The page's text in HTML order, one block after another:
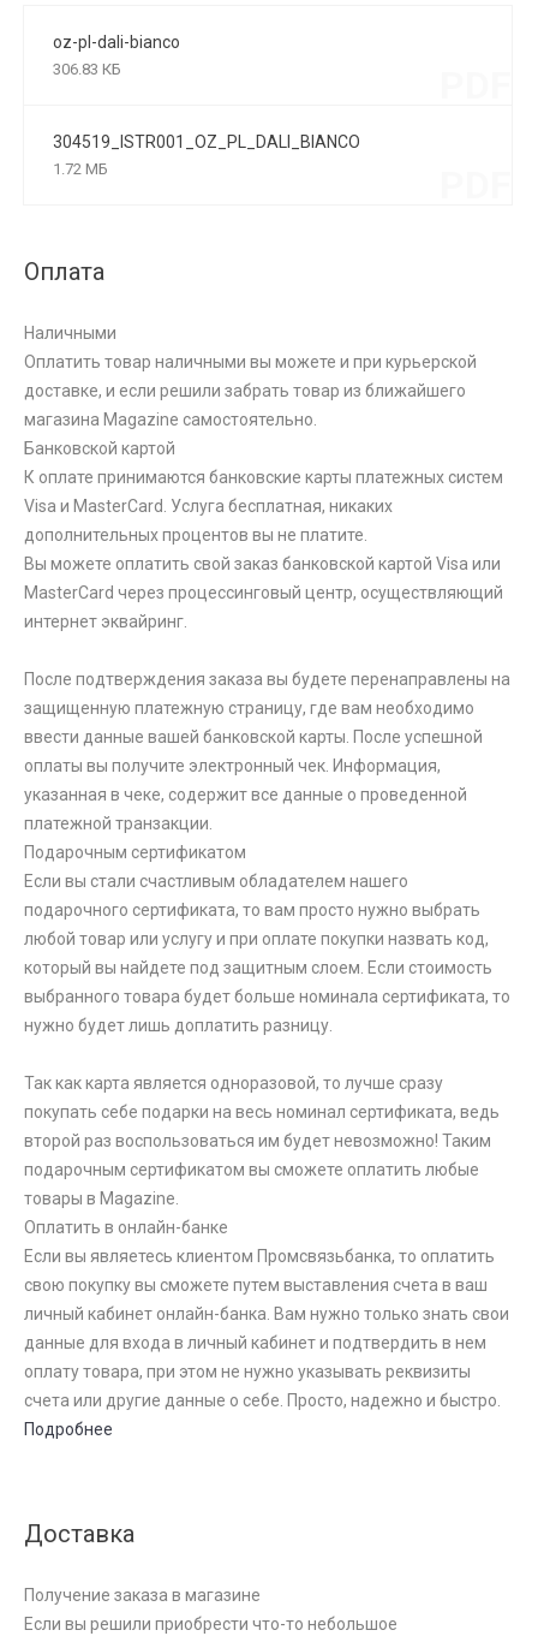
oz-pl-dali-bianco
306.83 КБ
304519_ISTR001_OZ_PL_DALI_BIANCO
1.72 МБ
Оплата
Наличными
Оплатить товар наличными вы можете и при курьерской
доставке, и если решили забрать товар из ближайшего
магазина Magazine самоcтоятельно.
Банковской картой
К оплате принимаются банковские карты платежных систем
Visa и MasterCard. Услуга бесплатная, никаких
дополнительных процентов вы не платите.
Вы можете оплатить свой заказ банковской картой Visa или
MasterCard через процессинговый центр, осуществляющий
интернет эквайринг.
После подтверждения заказа вы будете перенаправлены на
защищенную платежную страницу, где вам необходимо
ввести данные вашей банковской карты. После успешной
оплаты вы получите электронный чек. Информация,
указанная в чеке, содержит все данные о проведенной
платежной транзакции.
Подарочным сертификатом
Если вы стали счастливым обладателем нашего
подарочного сертификата, то вам просто нужно выбрать
любой товар или услугу и при оплате покупки назвать код,
который вы найдете под защитным слоем. Если стоимость
выбранного товара будет больше номинала сертификата, то
нужно будет лишь доплатить разницу.
Так как карта является одноразовой, то лучше сразу
покупать себе подарки на весь номинал сертификата, ведь
второй раз воспользоваться им будет невозможно! Таким
подарочным сертификатом вы сможете оплатить любые
товары в Magazine.
Оплатить в онлайн-банке
Если вы являетесь клиентом Промсвязьбанка, то оплатить
свою покупку вы сможете путем выставления счета в ваш
личный кабинет онлайн-банка. Вам нужно только знать свои
данные для входа в личный кабинет и подтвердить в нем
оплату товара, при этом не нужно указывать реквизиты
счета или другие данные о себе. Просто, надежно и быстро.
Подробнее
Доставка
Получение заказа в магазине
Если вы решили приобрести что-то небольшое